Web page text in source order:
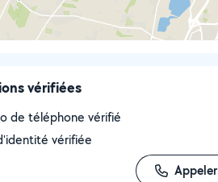
vérifiées
de téléphone vérifié
vérifiée
Appeler